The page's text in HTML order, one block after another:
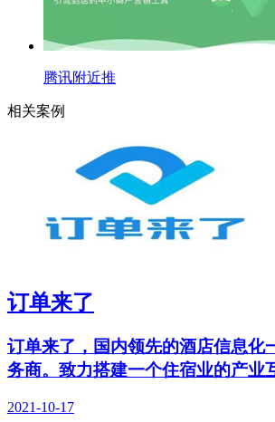
腾讯附近推
相关案例
订单来了
订单来了，国内领先的酒店信息化
务商。致力搭建一个住宿业的产业
2021-10-17